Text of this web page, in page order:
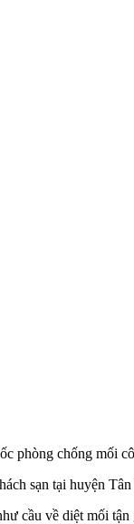
phòng chống mối
sạn tại huyện
cầu về diệt mối